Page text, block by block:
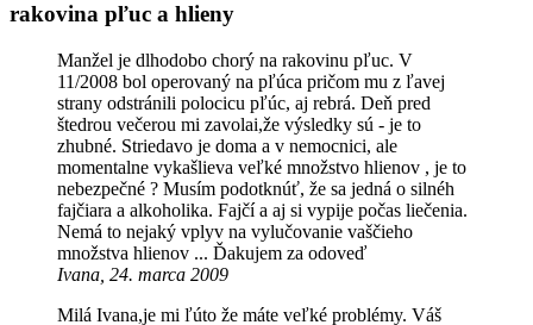
rakovina pľuc a hlieny
Manžel je dlhodobo chorý na rakovinu pľuc. V
11/2008 bol operovaný na pľúca pričom mu z ľavej
strany odstránili polocicu pľúc, aj rebrá. Deň pred
štedrou večerou mi zavolai,že výsledky sú - je to
zhubné. Striedavo je doma a v nemocnici, ale
momentalne vykašlieva veľké množstvo hlienov , je to
nebezpečné ? Musím podotknúť, že sa jedná o silnéh
fajčiara a alkoholika. Fajčí a aj si vypije počas liečenia.
Nemá to nejaký vplyv na vylučovanie vaščieho
množstva hlienov ... Ďakujem za odoveď
Ivana, 24. marca 2009
Milá Ivana,je mi ľúto že máte veľké problémy. Váš